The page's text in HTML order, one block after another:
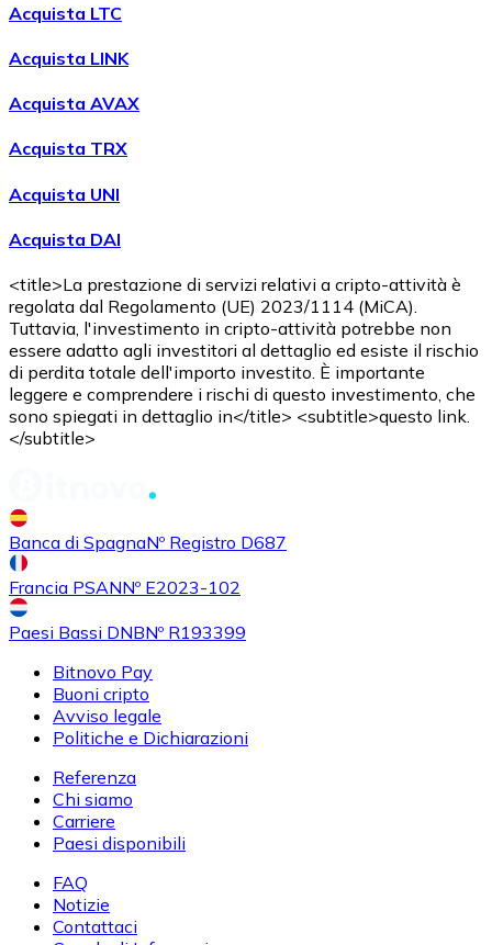
Acquista LTC
Acquista LINK
Acquista AVAX
Acquista TRX
Acquista UNI
Acquista DAI
<title>La prestazione di servizi relativi a cripto-attività è
regolata dal Regolamento (UE) 2023/1114 (MiCA).
Tuttavia, l'investimento in cripto-attività potrebbe non
essere adatto agli investitori al dettaglio ed esiste il rischio
di perdita totale dell'importo investito. È importante
leggere e comprendere i rischi di questo investimento, che
sono spiegati in dettaglio in</title> <subtitle>questo link.
</subtitle>
Banca di SpagnaNº Registro D687
Francia PSANNº E2023-102
Paesi Bassi DNBNº R193399
Bitnovo Pay
Buoni cripto
Avviso legale
Politiche e Dichiarazioni
Referenza
Chi siamo
Carriere
Paesi disponibili
FAQ
Notizie
Contattaci